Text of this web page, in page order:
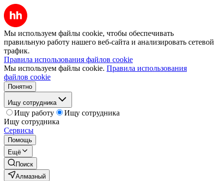
Мы используем файлы cookie, чтобы обеспечивать
правильную работу нашего веб-сайта и анализировать сетевой
трафик.
Правила использования файлов cookie
Мы используем файлы cookie. Правила использования
файлов cookie
Понятно
Ищу сотрудника
Ищу работу
Ищу сотрудника
Ищу сотрудника
Сервисы
Помощь
Ещё
Поиск
Алмазный